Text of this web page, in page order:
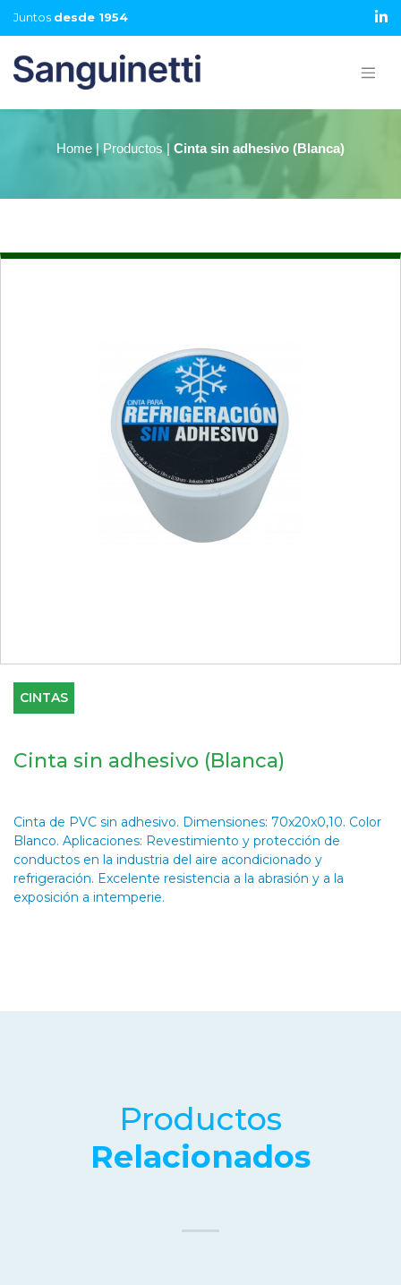
Juntos desde 1954
Home | Productos | Cinta sin adhesivo (Blanca)
CINTAS
Cinta sin adhesivo (Blanca)
Cinta de PVC sin adhesivo. Dimensiones: 70x20x0,10. Color
Blanco. Aplicaciones: Revestimiento y protección de
conductos en la industria del aire acondicionado y
refrigeración. Excelente resistencia a la abrasión y a la
exposición a intemperie.
Productos
Relacionados